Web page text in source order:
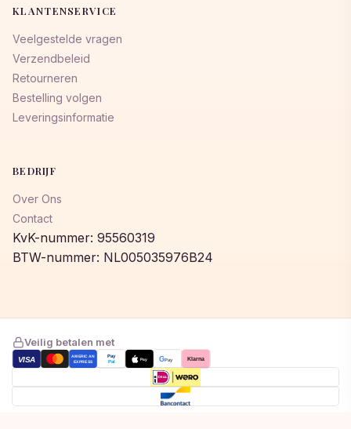
KLANTENSERVICE
Veelgestelde vragen
Verzendbeleid
Retourneren
Bestelling volgen
Leveringsinformatie
BEDRIJF
Over Ons
Contact
KvK-nummer: 95560319
BTW-nummer: NL005035976B24
Veilig betalen met
VISA
AMERICAN
EXPRESS
Pay
Pal Pay GPay Klarna